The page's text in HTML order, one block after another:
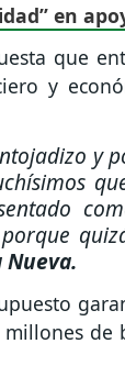
en
que
y
y
Nueva.
de